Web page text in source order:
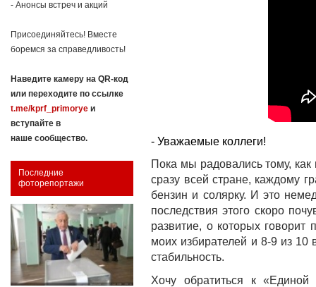
- Анонсы встреч и акций
Присоединяйтесь! Вместе
боремся за справедливость!
Наведите камеру на QR-код
или переходите по ссылке
t.me/kprf_primorye и
вступайте в
наше сообщество.
Последние
фоторепортажи
- Уважаемые коллеги!
Пока мы радовались тому,
сразу всей стране, каждому
бензин и солярку. И это
последствия этого скоро
развитие, о которых говорит
моих избирателей и 8-9 из 10
стабильность.
Хочу обратиться к «Единой